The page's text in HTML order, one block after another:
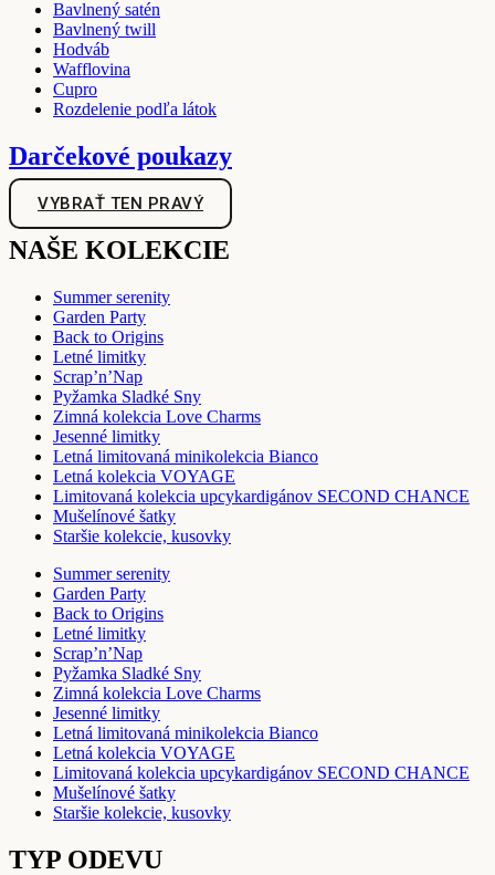
Bavlnený satén
Bavlnený twill
Hodváb
Wafflovina
Cupro
Rozdelenie podľa látok
Darčekové poukazy
VYBRAŤ TEN PRAVÝ
NAŠE KOLEKCIE
Summer serenity
Garden Party
Back to Origins
Letné limitky
Scrap’n’Nap
Pyžamka Sladké Sny
Zimná kolekcia Love Charms
Jesenné limitky
Letná limitovaná minikolekcia Bianco
Letná kolekcia VOYAGE
Limitovaná kolekcia upcykardigánov SECOND CHANCE
Mušelínové šatky
Staršie kolekcie, kusovky
Summer serenity
Garden Party
Back to Origins
Letné limitky
Scrap’n’Nap
Pyžamka Sladké Sny
Zimná kolekcia Love Charms
Jesenné limitky
Letná limitovaná minikolekcia Bianco
Letná kolekcia VOYAGE
Limitovaná kolekcia upcykardigánov SECOND CHANCE
Mušelínové šatky
Staršie kolekcie, kusovky
TYP ODEVU